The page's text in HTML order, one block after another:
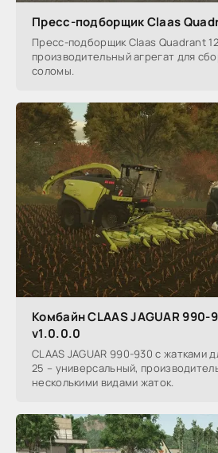
Пресс-подборщик Claas
Пресс-подборщик Claas Quadrant
производительный агрегат для
соломы.
Комбайн CLAAS JAGUAR 990-
v1.0.0.0
CLAAS JAGUAR 990-930 с жатками
25 – универсальный,
несколькими видами жаток.